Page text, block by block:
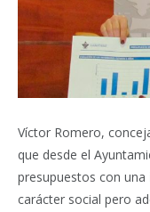
Víctor Romero,
que desde el
presupuestos con una
carácter social pero